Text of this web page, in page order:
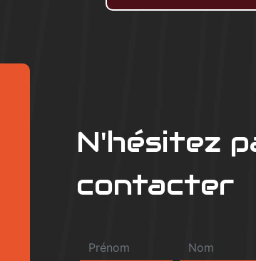
N'hésitez
contacter